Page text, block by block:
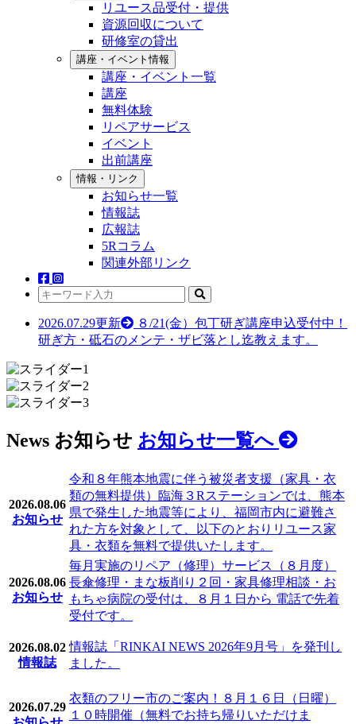
リユース品受付・提供
資源回収について
研修室の貸出
講座・イベント情報
講座・イベント一覧
講座
無料体験
リペアサービス
イベント
出前講座
情報・リンク
お知らせ一覧
情報誌
広報誌
5Rコラム
関連外部リンク
2026.07.29更新
８/21(金）包丁研ぎ講座申込受付中！
研ぎ方・砥石のメンテ・ザビ落とし迄教えます。
News お知らせ お知らせ一覧へ
2026.08.06
お知らせ
令和８年熊本地震に伴う被災者支援（家具・衣
類の無料提供）臨海３Rステーションでは、熊本
県で発生した地震等により、福岡市内に避難さ
れた方を対象として、以下のとおりリユース家
具・衣類を無料で提供いたします。
2026.08.06
お知らせ
毎月実施のリペア（修理）サービス（８月度）
長傘修理・まな板削り２回・家具修理相談・お
もちゃ病院の受付は、８月１日から 電話で先着
受付です。
2026.08.02
情報誌
情報誌「RINKAI NEWS 2026年9月号」を発刊し
ました。
2026.07.29
衣類のフリー市のご案内！８月１６日（日曜）
１０時開催（無料でお持ち帰りいただけま